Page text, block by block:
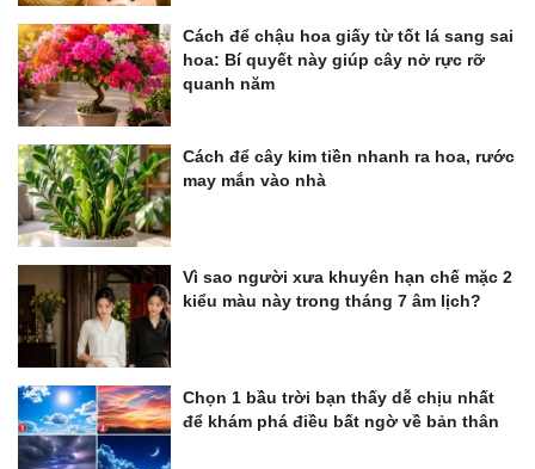
Cách để chậu hoa giấy từ tốt lá sang sai
hoa: Bí quyết này giúp cây nở rực rỡ
quanh năm
Cách để cây kim tiền nhanh ra hoa, rước
may mắn vào nhà
Vì sao người xưa khuyên hạn chế mặc 2
kiểu màu này trong tháng 7 âm lịch?
Chọn 1 bầu trời bạn thấy dễ chịu nhất
để khám phá điều bất ngờ về bản thân